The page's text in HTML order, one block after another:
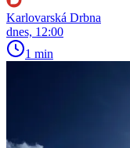
Karlovarská Drbna
dnes, 12:00
1 min